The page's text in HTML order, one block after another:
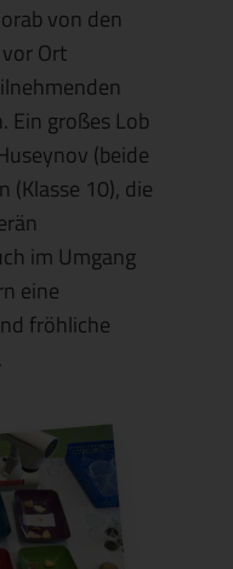
von den
Ort
großes Lob
(beide
(Klasse 10), die
im Umgang
eine
fröhliche